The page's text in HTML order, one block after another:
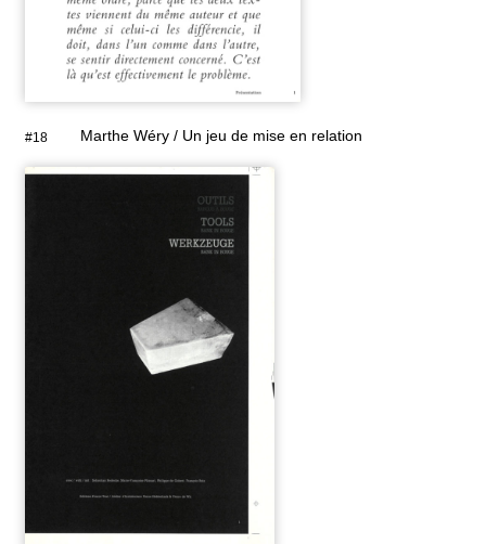
#18 Marthe Wéry / Un jeu de mise en relation